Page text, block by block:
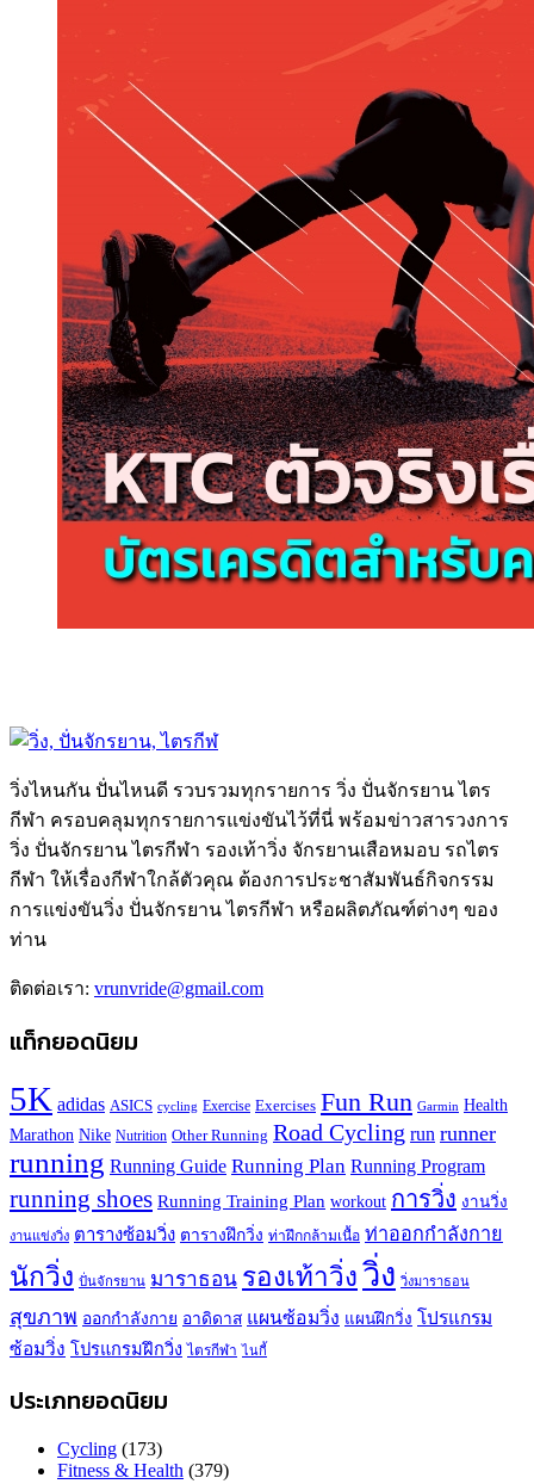
วิ่งไหนกัน ปั่นไหนดี รวบรวมทุกรายการ วิ่ง ปั่นจักรยาน ไตร
กีฬา ครอบคลุมทุกรายการแข่งขันไว้ที่นี่ พร้อมข่าวสารวงการ
วิ่ง ปั่นจักรยาน ไตรกีฬา รองเท้าวิ่ง จักรยานเสือหมอบ รถไตร
กีฬา ให้เรื่องกีฬาใกล้ตัวคุณ ต้องการประชาสัมพันธ์กิจกรรม
การแข่งขันวิ่ง ปั่นจักรยาน ไตรกีฬา หรือผลิตภัณฑ์ต่างๆ ของ
ท่าน
ติดต่อเรา: vrunvride@gmail.com
แท็กยอดนิยม
5K adidas ASICS cycling Exercise Exercises Fun Run Garmin Health
Marathon Nike Nutrition Other Running Road Cycling run runner
running Running Guide Running Plan Running Program
running shoes Running Training Plan workout การวิ่ง งานวิ่ง
งานแข่งวิ่ง ตารางซ้อมวิ่ง ตารางฝึกวิ่ง ท่าฝึกกล้ามเนื้อ ท่าออกกำลังกาย
นักวิ่ง ปั่นจักรยาน มาราธอน รองเท้าวิ่ง วิ่ง วิ่งมาราธอน
สุขภาพ ออกกำลังกาย อาดิดาส แผนซ้อมวิ่ง แผนฝึกวิ่ง โปรแกรม
ซ้อมวิ่ง โปรแกรมฝึกวิ่ง ไตรกีฬา ไนกี้
ประเภทยอดนิยม
Cycling (173)
Fitness & Health (379)